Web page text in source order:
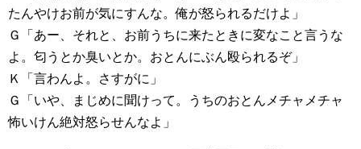
たんやけお前が気にすんな。俺が怒られるだけよ」
Ｇ「あー、それと、お前うちに来たときに変なこと言うな
よ。匂うとか臭いとか。おとんにぶん殴られるぞ」
Ｋ「言わんよ。さすがに」
Ｇ「いや、まじめに聞けって。うちのおとんメチャメチャ
怖いけん絶対怒らせんなよ」